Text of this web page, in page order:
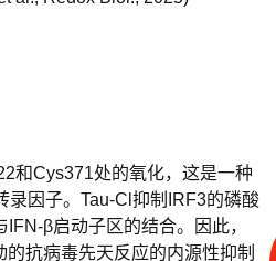
和Cys371处的氧化，这是一种
录因子。Tau-Cl抑制IRF3的磷酸
β启动子区的结合。因此，
抗病毒先天反应的内源性抑制